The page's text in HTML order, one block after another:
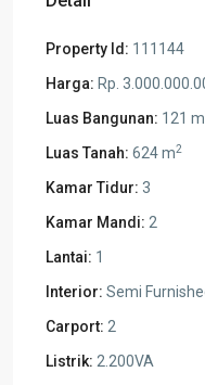
Property Id: 111144
Harga: Rp.
Luas Bangunan: 121 m
Luas Tanah: 624 m2
Kamar Tidur: 3
Kamar Mandi: 2
Lantai: 1
Interior: Semi
Carport: 2
Listrik: 2.200VA